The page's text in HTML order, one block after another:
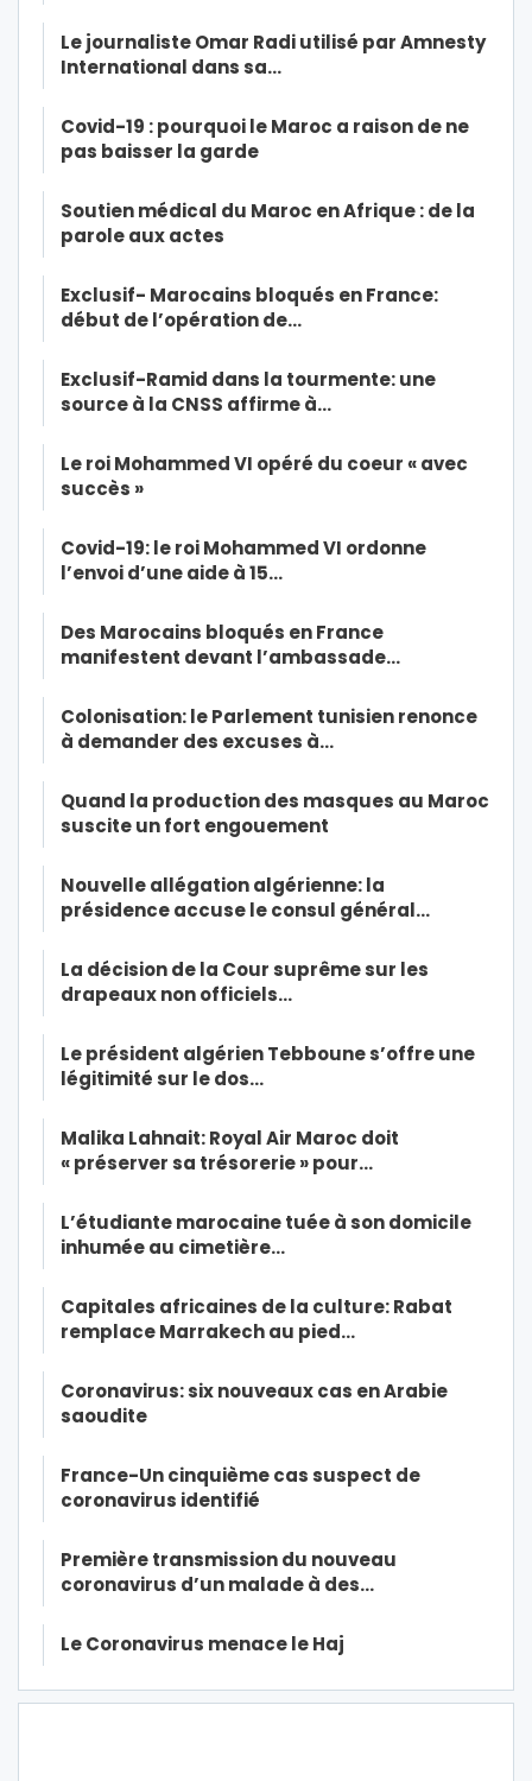
Le journaliste Omar Radi utilisé par Amnesty
International dans sa…
Covid-19 : pourquoi le Maroc a raison de ne
pas baisser la garde
Soutien médical du Maroc en Afrique : de la
parole aux actes
Exclusif- Marocains bloqués en France:
début de l’opération de…
Exclusif-Ramid dans la tourmente: une
source à la CNSS affirme à…
Le roi Mohammed VI opéré du coeur « avec
succès »
Covid-19: le roi Mohammed VI ordonne
l’envoi d’une aide à 15…
Des Marocains bloqués en France
manifestent devant l’ambassade…
Colonisation: le Parlement tunisien renonce
à demander des excuses à…
Quand la production des masques au Maroc
suscite un fort engouement
Nouvelle allégation algérienne: la
présidence accuse le consul général…
La décision de la Cour suprême sur les
drapeaux non officiels…
Le président algérien Tebboune s’offre une
légitimité sur le dos…
Malika Lahnait: Royal Air Maroc doit
« préserver sa trésorerie » pour…
L’étudiante marocaine tuée à son domicile
inhumée au cimetière…
Capitales africaines de la culture: Rabat
remplace Marrakech au pied…
Coronavirus: six nouveaux cas en Arabie
saoudite
France-Un cinquième cas suspect de
coronavirus identifié
Première transmission du nouveau
coronavirus d’un malade à des…
Le Coronavirus menace le Haj